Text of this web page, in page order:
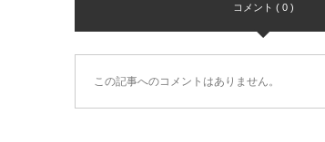
コメント ( 0 )
この記事へのコメントはありません。